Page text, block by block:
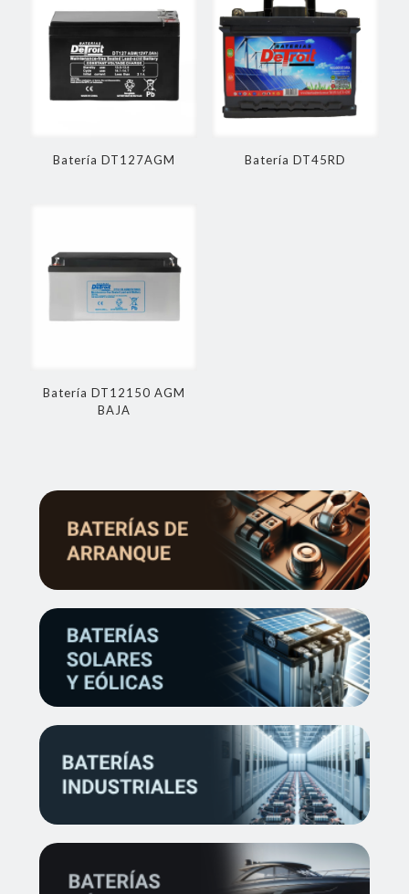
Batería DT127AGM Batería DT45RD
Batería DT12150 AGM
BAJA